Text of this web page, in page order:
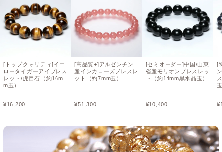
[トップクォリティ]イエ
ロータイガーアイブレス
レット/虎目石（約16m
m玉）
¥16,200
[高品質+]アルゼンチン
産インカローズブレスレ
ット（約7mm玉）
¥51,300
[セミオーダー]中国/山東
省産モリオンブレスレッ
ト（約14mm黒水晶玉）
¥10,400
[
¥